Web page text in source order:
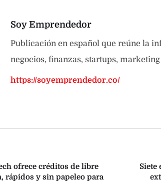
Soy Emprendedor
Publicación en español que reúne la
negocios, finanzas, startups,
https://soyemprendedor.co/
ofrece créditos de libre
rápidos y sin papeleo para
Siete